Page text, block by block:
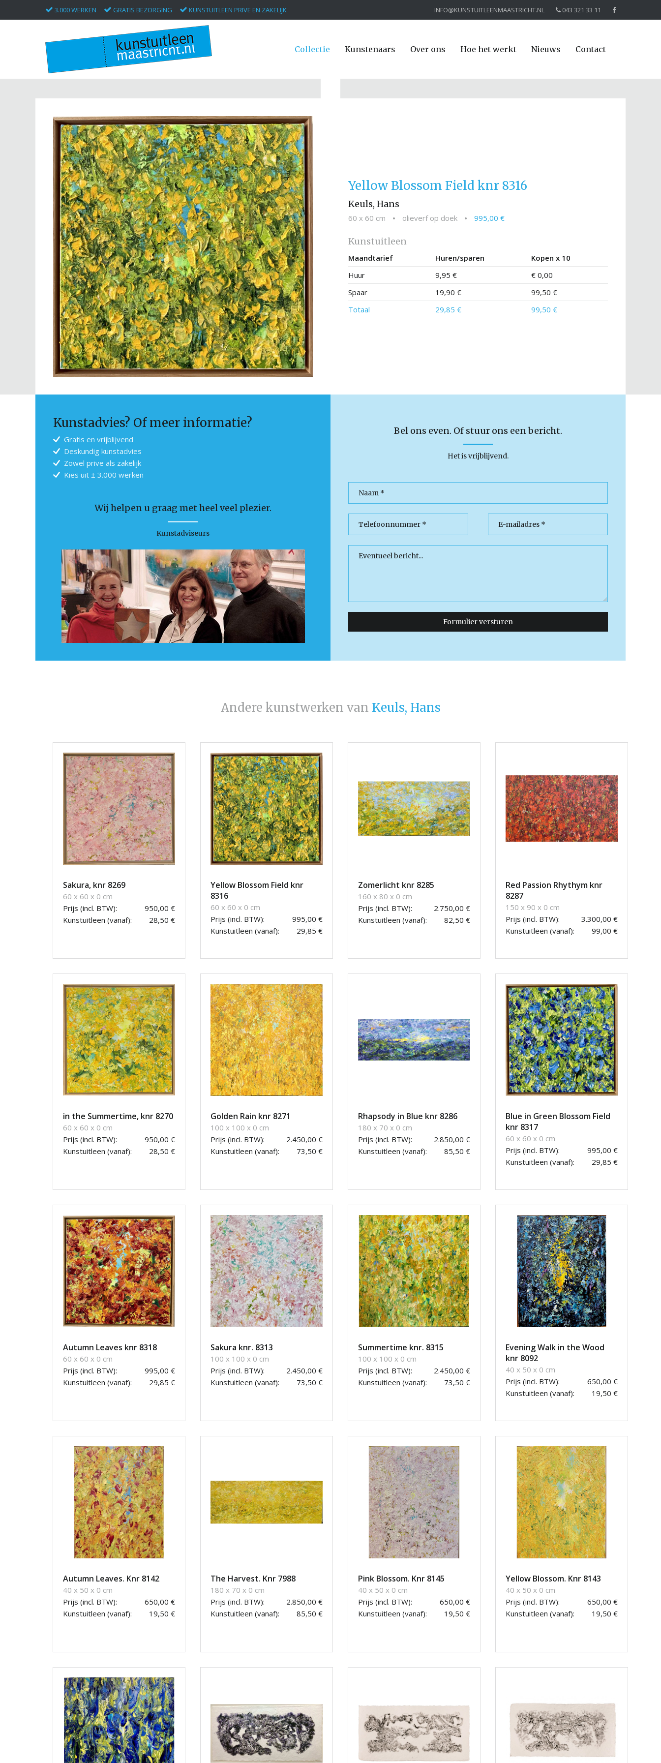
3.000 WERKEN GRATIS BEZORGING KUNSTUITLEEN PRIVE EN ZAKELIJK INFO@KUNSTUITLEENMAASTRICHT.NL 043 321 33 11
Collectie Kunstenaars Over ons Hoe het werkt Nieuws Contact
Yellow Blossom Field knr 8316
Keuls, Hans
60 x 60 cm • olieverf op doek • 995,00 €
Kunstuitleen
Maandtarief Huren/sparen
Kopen x 10
Huur
9,95 €
€ 0,00
Spaar
19,90 €
99,50 €
Totaal
29,85 € 99,50 €
Kunstadvies? Of meer informatie?
Gratis en vrijblijvend
Deskundig kunstadvies
Zowel prive als zakelijk
Kies uit ± 3.000 werken
Wij helpen u graag met heel veel plezier.
Kunstadviseurs
Bel ons even. Of stuur ons een bericht.
Het is vrijblijvend.
Andere kunstwerken van Keuls, Hans
Sakura, knr 8269
60 x 60 x 0 cm
Prijs (incl. BTW):
950,00 €
Kunstuitleen (vanaf):
28,50 €
Yellow Blossom Field knr
8316
60 x 60 x 0 cm
Prijs (incl. BTW):
995,00 €
Kunstuitleen (vanaf):
29,85 €
Zomerlicht knr 8285
160 x 80 x 0 cm
Prijs (incl. BTW):
2.750,00 €
Kunstuitleen (vanaf):
82,50 €
Red Passion Rhythym knr
8287
150 x 90 x 0 cm
Prijs (incl. BTW):
3.300,00 €
Kunstuitleen (vanaf):
99,00 €
in the Summertime, knr 8270
60 x 60 x 0 cm
Prijs (incl. BTW):
950,00 €
Kunstuitleen (vanaf):
28,50 €
Golden Rain knr 8271
100 x 100 x 0 cm
Prijs (incl. BTW):
2.450,00 €
Kunstuitleen (vanaf):
73,50 €
Rhapsody in Blue knr 8286
180 x 70 x 0 cm
Prijs (incl. BTW):
2.850,00 €
Kunstuitleen (vanaf):
85,50 €
Blue in Green Blossom Field
knr 8317
60 x 60 x 0 cm
Prijs (incl. BTW):
995,00 €
Kunstuitleen (vanaf):
29,85 €
Autumn Leaves knr 8318
60 x 60 x 0 cm
Prijs (incl. BTW):
995,00 €
Kunstuitleen (vanaf):
29,85 €
Sakura knr. 8313
100 x 100 x 0 cm
Prijs (incl. BTW):
2.450,00 €
Kunstuitleen (vanaf):
73,50 €
Summertime knr. 8315
100 x 100 x 0 cm
Prijs (incl. BTW):
2.450,00 €
Kunstuitleen (vanaf):
73,50 €
Evening Walk in the Wood
knr 8092
40 x 50 x 0 cm
Prijs (incl. BTW):
650,00 €
Kunstuitleen (vanaf):
19,50 €
Autumn Leaves. Knr 8142
40 x 50 x 0 cm
Prijs (incl. BTW):
650,00 €
Kunstuitleen (vanaf):
19,50 €
The Harvest. Knr 7988
180 x 70 x 0 cm
Prijs (incl. BTW):
2.850,00 €
Kunstuitleen (vanaf):
85,50 €
Pink Blossom. Knr 8145
40 x 50 x 0 cm
Prijs (incl. BTW):
650,00 €
Kunstuitleen (vanaf):
19,50 €
Yellow Blossom. Knr 8143
40 x 50 x 0 cm
Prijs (incl. BTW):
650,00 €
Kunstuitleen (vanaf):
19,50 €